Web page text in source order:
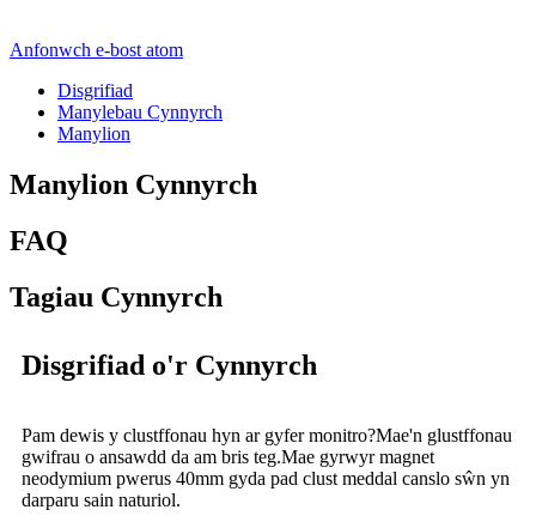
Anfonwch e-bost atom
Disgrifiad
Manylebau Cynnyrch
Manylion
Manylion Cynnyrch
FAQ
Tagiau Cynnyrch
Disgrifiad o'r Cynnyrch
Pam dewis y clustffonau hyn ar gyfer monitro?Mae'n glustffonau
gwifrau o ansawdd da am bris teg.Mae gyrwyr magnet
neodymium pwerus 40mm gyda pad clust meddal canslo sŵn yn
darparu sain naturiol.